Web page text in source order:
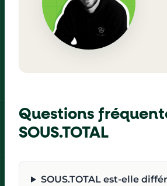
Questions
SOUS.TOTAL
SOUS.TOTAL est-elle